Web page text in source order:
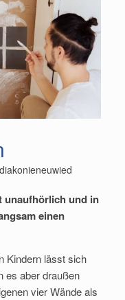
diakonieneuwied
unaufhörlich und in
einen
Kindern lässt sich
es aber draußen
vier Wände als